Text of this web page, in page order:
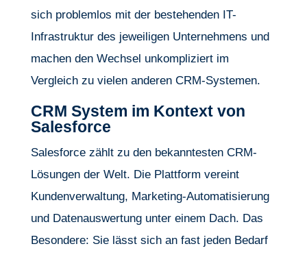
sich problemlos mit der bestehenden IT-
Infrastruktur des jeweiligen Unternehmens und
machen den Wechsel unkompliziert im
Vergleich zu vielen anderen CRM-Systemen.
CRM System im Kontext von
Salesforce
Salesforce zählt zu den bekanntesten CRM-
Lösungen der Welt. Die Plattform vereint
Kundenverwaltung, Marketing-Automatisierung
und Datenauswertung unter einem Dach. Das
Besondere: Sie lässt sich an fast jeden Bedarf